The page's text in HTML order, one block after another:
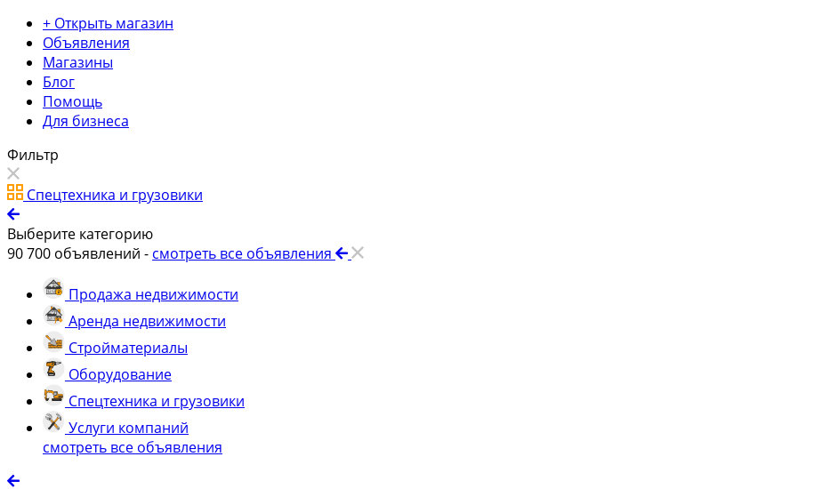
+ Открыть магазин
Объявления
Магазины
Блог
Помощь
Для бизнеса
Фильтр
Спецтехника и грузовики
Выберите категорию
90 700 объявлений - смотреть все объявления
Продажа недвижимости
Аренда недвижимости
Стройматериалы
Оборудование
Спецтехника и грузовики
Услуги компаний
смотреть все объявления